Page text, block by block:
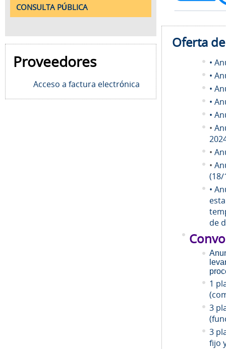
CONSULTA PÚBLICA
Proveedores
Acceso a factura electrónica
Oferta
•
•
•
•
•
•
•
•
(18/
•
de
1
3
3
fijo